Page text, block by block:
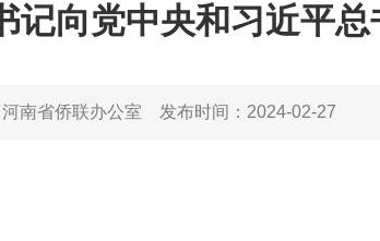
记向党中央和习近平
河南省侨联办公室 发布时间： 2024-02-27